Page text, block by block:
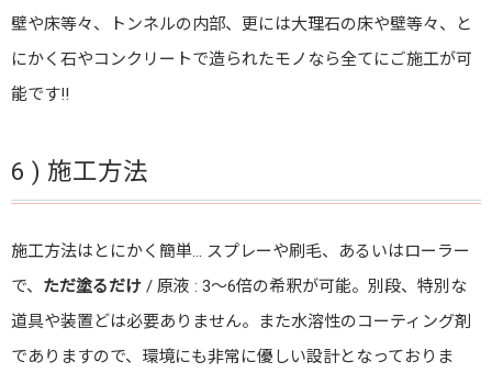
壁や床等々、トンネルの内部、更には大理石の床や壁等々、と
にかく石やコンクリートで造られたモノなら全てにご施工が可
能です!!
6 ) 施工方法
施工方法はとにかく簡単… スプレーや刷毛、あるいはローラー
で、 ただ塗るだけ / 原液 : 3〜6倍の希釈が可能。別段、特別な
道具や装置どは必要ありません。また水溶性のコーティング剤
でありますので、環境にも非常に優しい設計となっておりま